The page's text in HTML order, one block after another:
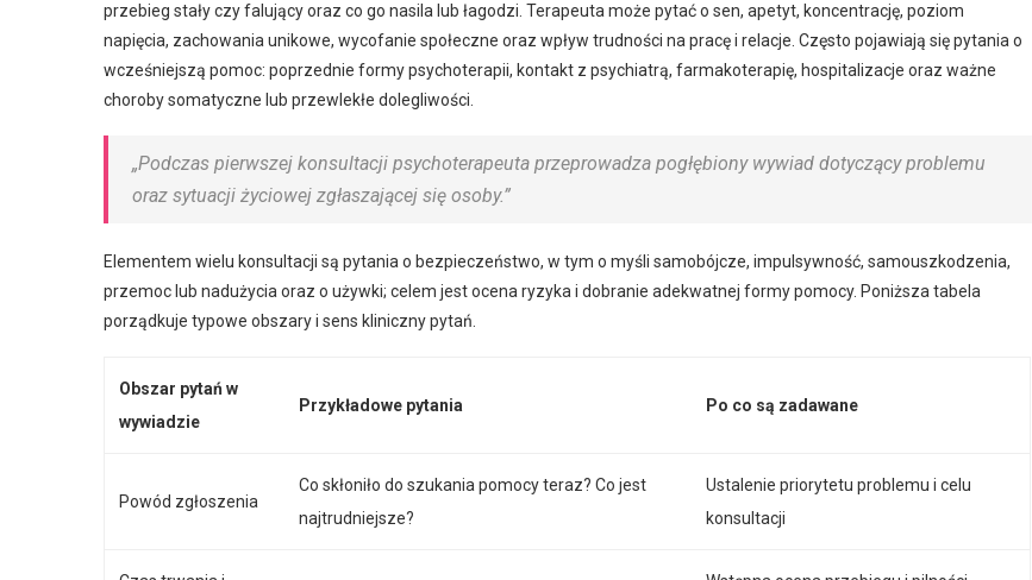
przebieg stały czy falujący oraz co go nasila lub łagodzi. Terapeuta może pytać o sen, apetyt, koncentrację, poziom
napięcia, zachowania unikowe, wycofanie społeczne oraz wpływ trudności na pracę i relacje. Często pojawiają się pytania o
wcześniejszą pomoc: poprzednie formy psychoterapii, kontakt z psychiatrą, farmakoterapię, hospitalizacje oraz ważne
choroby somatyczne lub przewlekłe dolegliwości.
„Podczas pierwszej konsultacji psychoterapeuta przeprowadza pogłębiony wywiad dotyczący problemu
oraz sytuacji życiowej zgłaszającej się osoby.”
Elementem wielu konsultacji są pytania o bezpieczeństwo, w tym o myśli samobójcze, impulsywność, samouszkodzenia,
przemoc lub nadużycia oraz o używki; celem jest ocena ryzyka i dobranie adekwatnej formy pomocy. Poniższa tabela
porządkuje typowe obszary i sens kliniczny pytań.
Obszar pytań w
wywiadzie
Przykładowe pytania Po co są zadawane
Powód zgłoszenia
Co skłoniło do szukania pomocy teraz? Co jest
najtrudniejsze?
Ustalenie priorytetu problemu i celu
konsultacji